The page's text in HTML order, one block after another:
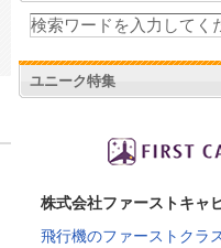
ユニーク特集
株式会社ファーストキャ
飛行機のファーストクラ